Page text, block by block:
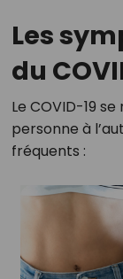
Les
du
Le COVID-19
personne à
fréquents :